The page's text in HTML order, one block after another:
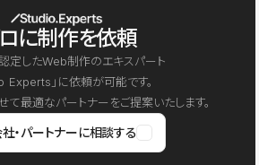
に制作を依頼
定したWeb制作のエキスパート
Experts」に依頼が可能です。
最適なパートナーをご提案いたします。
・パートナーに相談する